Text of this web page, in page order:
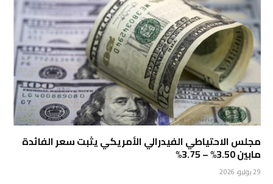
مجلس الاحتياطي الفيدرالي الأمريكي يثبت سعر الفائدة
مابين 3.50% – 3.75%
29 يوليو، 2026